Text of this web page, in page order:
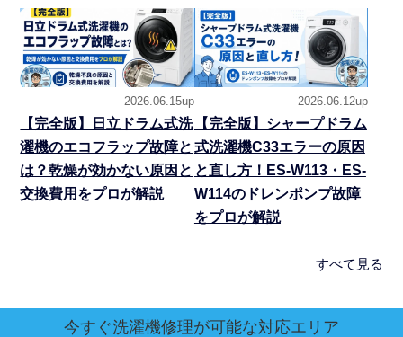
2026.06.15up
【完全版】日立ドラム式洗
濯機のエコフラップ故障と
は？乾燥が効かない原因と
交換費用をプロが解説
2026.06.12up
【完全版】シャープドラム
式洗濯機C33エラーの原因
と直し方！ES-W113・ES-
W114のドレンポンプ故障
をプロが解説
すべて見る
今すぐ洗濯機修理が可能な対応エリア